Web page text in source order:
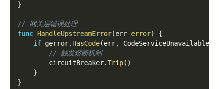
}
// 网关层错误处理
func HandleUpstreamError(err error)
{
if gerror. HasCode(err, CodeServiceUnavailable
// 触发熔断机制
        circuitBreaker
.Trip( )
}
}